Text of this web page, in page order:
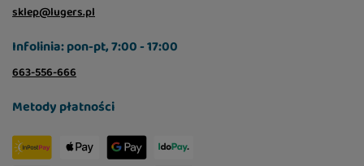
sklep@lugers.pl
Infolinia: pon-pt, 7:00 - 17:00
663-556-666
Metody płatności